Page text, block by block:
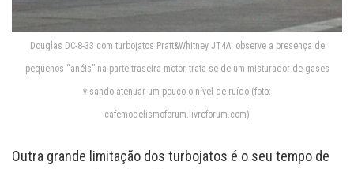
Douglas DC-8-33 com turbojatos Pratt&Whitney JT4A: observe a presença de
pequenos “anéis” na parte traseira motor, trata-se de um misturador de gases
visando atenuar um pouco o nível de ruído (foto:
cafemodelismoforum.livreforum.com)
Outra grande limitação dos turbojatos é o seu tempo de